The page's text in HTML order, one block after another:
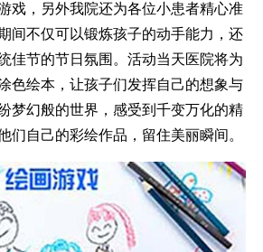
戏，另外我院还为各位小患者精心准
间不仅可以锻炼孩子的动手能力，还
佳节的节日氛围。活动当天医院将为
色绘本，让孩子们发挥自己的想象与
梦幻般的世界，感受到千变万化的精
们自己的彩绘作品，留住美丽瞬间。